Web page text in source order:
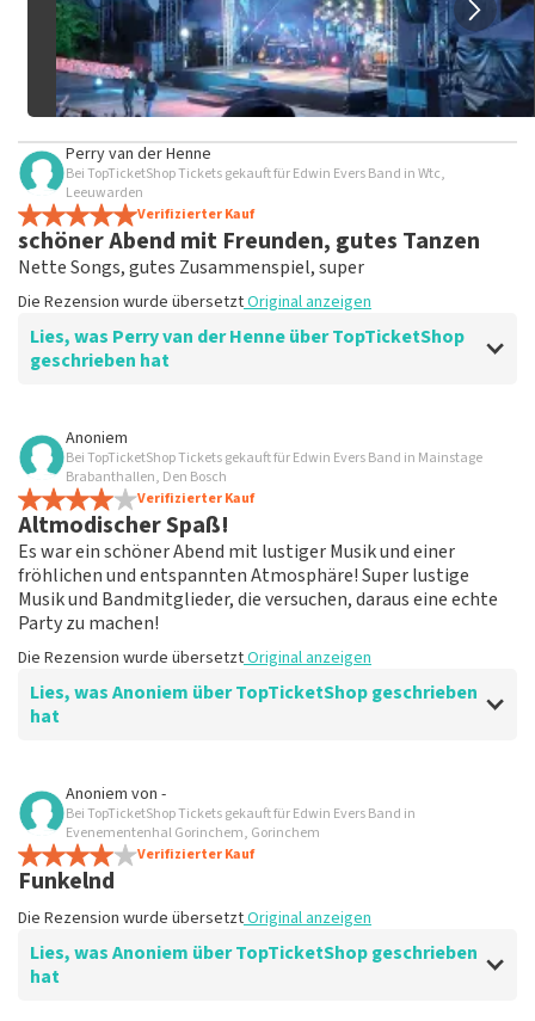
Perry van der Henne
Bei TopTicketShop Tickets gekauft für Edwin Evers Band in Wtc,
Leeuwarden
Verifizierter Kauf
schöner Abend mit Freunden, gutes Tanzen
Nette Songs, gutes Zusammenspiel, super
Die Rezension wurde übersetztOriginal anzeigen
Lies, was Perry van der Henne über TopTicketShop
geschrieben hat
Bewertung von Perry van der Henne über
gutes Preis-/Leistungsverhältnis
Nächstes Mal wieder
Die Rezension wurde übersetzt
Anoniem
Bei TopTicketShop Tickets gekauft für Edwin Evers Band in Mainstage
Brabanthallen, Den Bosch
Verifizierter Kauf
Altmodischer Spaß!
Es war ein schöner Abend mit lustiger Musik und einer
fröhlichen und entspannten Atmosphäre! Super lustige
Musik und Bandmitglieder, die versuchen, daraus eine echte
Party zu machen!
Die Rezension wurde übersetztOriginal anzeigen
Lies, was Anoniem über TopTicketShop geschrieben
hat
Bewertung von Anoniem über
Toller Service, mach was sie sagen!
Sehr gut.
Die Rezension wurde übersetzt
Anoniem von -
Bei TopTicketShop Tickets gekauft für Edwin Evers Band in
Evenementenhal Gorinchem, Gorinchem
Verifizierter Kauf
Funkelnd
Die Rezension wurde übersetztOriginal anzeigen
Lies, was Anoniem über TopTicketShop geschrieben
hat